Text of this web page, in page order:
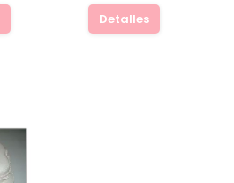
Detalles